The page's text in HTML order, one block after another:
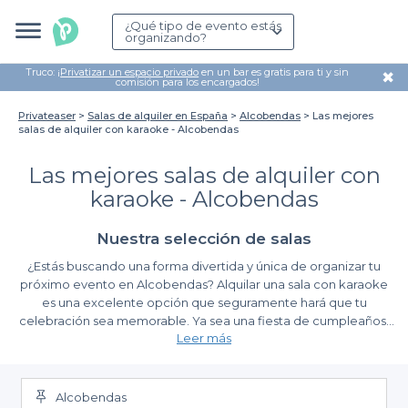
¿Qué tipo de evento estás
organizando?
Truco: ¡Privatizar un espacio privado en un bar es gratis para ti y sin
comisión para los encargados! ✖
Privateaser Salas de alquiler en España Alcobendas
Las mejores
salas de alquiler con karaoke - Alcobendas
Las mejores salas de alquiler con
karaoke - Alcobendas
Nuestra selección de salas
¿Estás buscando una forma divertida y única de organizar tu
próximo evento en Alcobendas? Alquilar una sala con karaoke
es una excelente opción que seguramente hará que tu
celebración sea memorable. Ya sea una fiesta de cumpleaños,
una reunión de trabajo o simplemente una noche de diversión
dinámico y entretenido que animará a todos los asistentes.
Experiencia de reserva sencilla y accesible
Al utilizar la plataforma de Privateaser, te facilitamos la búsqueda
Leer más
Alcobendas